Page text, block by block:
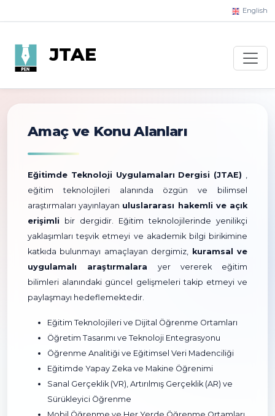
English
JTAE
Amaç ve Konu Alanları
Eğitimde Teknoloji Uygulamaları Dergisi (JTAE)
eğitim teknolojileri alanında özgün ve bilimsel
araştırmaları yayınlayan uluslararası hakemli ve açık
erişimli bir dergidir. Eğitim teknolojilerinde yenilikçi
yaklaşımları teşvik etmeyi ve akademik bilgi birikimine
katkıda bulunmayı amaçlayan dergimiz, kuramsal ve
uygulamalı araştırmalara yer vererek eğitim
bilimleri alanındaki güncel gelişmeleri takip etmeyi ve
paylaşmayı hedeflemektedir.
Eğitim Teknolojileri ve Dijital Öğrenme Ortamları
Öğretim Tasarımı ve Teknoloji Entegrasyonu
Öğrenme Analitiği ve Eğitimsel Veri Madenciliği
Eğitimde Yapay Zeka ve Makine Öğrenimi
Sanal Gerçeklik (VR), Artırılmış Gerçeklik (AR) ve
Sürükleyici Öğrenme